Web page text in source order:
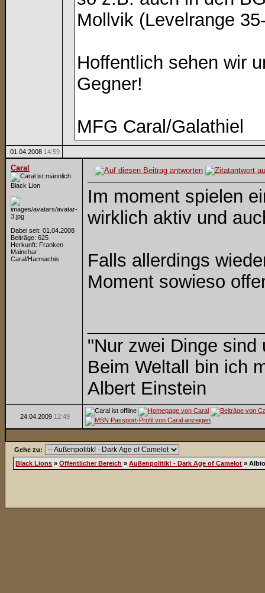
Mollvik (Levelrange
Hoffentlich sehen wir
Gegner!
MFG Caral/Galathiel
01.04.2008 14:59
Caral
Black Lion
Dabei seit: 01.04.2008
Beiträge: 625
Herkunft: Franken
Mainchar:
Caral/Harmachis
Im moment spielen
wirklich aktiv und
Falls allerdings
Moment sowieso
"Nur zwei Dinge
Beim Weltall bin ich
Albert Einstein
24.04.2009 12:49
Gehe zu:
Black Lions »Öffentlicher Bereich »Außenpolitik! - Dark Age of Camelot »